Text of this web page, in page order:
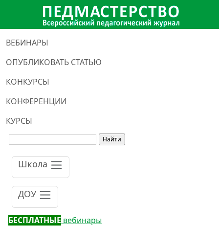
ВЕБИНАРЫ
ОПУБЛИКОВАТЬ СТАТЬЮ
КОНКУРСЫ
КОНФЕРЕНЦИИ
КУРСЫ
Школа
ДОУ
БЕСПЛАТНЫЕ вебинары